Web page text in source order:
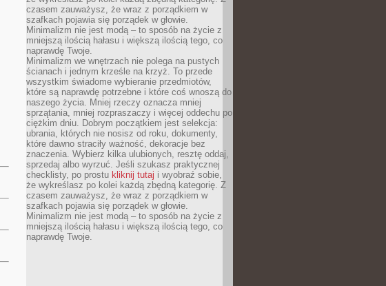
czasem zauważysz, że wraz z porządkiem w
szafkach pojawia się porządek w głowie.
Minimalizm nie jest modą – to sposób na życie z
mniejszą ilością hałasu i większą ilością tego, co
naprawdę Twoje.
Minimalizm we wnętrzach nie polega na pustych
ścianach i jednym krześle na krzyż. To przede
wszystkim świadome wybieranie przedmiotów,
które są naprawdę potrzebne i które coś wnoszą do
naszego życia. Mniej rzeczy oznacza mniej
sprzątania, mniej rozpraszaczy i więcej oddechu po
ciężkim dniu. Dobrym początkiem jest selekcja:
ubrania, których nie nosisz od roku, dokumenty,
które dawno straciły ważność, dekoracje bez
znaczenia. Wybierz kilka ulubionych, resztę oddaj,
sprzedaj albo wyrzuć. Jeśli szukasz praktycznej
checklisty, po prostu kliknij tutaj i wyobraź sobie,
że wykreślasz po kolei każdą zbędną kategorię. Z
czasem zauważysz, że wraz z porządkiem w
szafkach pojawia się porządek w głowie.
Minimalizm nie jest modą – to sposób na życie z
mniejszą ilością hałasu i większą ilością tego, co
naprawdę Twoje.